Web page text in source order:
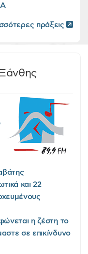
πράξεις
και 22
η ζέστη το
σε επικίνδυνο